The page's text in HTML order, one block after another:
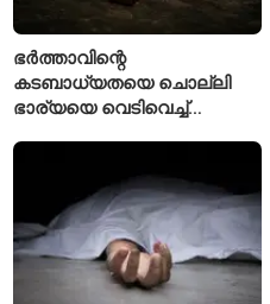
ഭർത്താവിന്റെ
കടബാധ്യതയെ ചൊല്ലി
ഭാര്യയെ വെടിവെച്ച്
കൊലപാതകം